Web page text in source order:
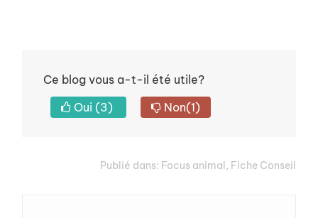
Ce blog vous a-t-il été utile?
Oui (3) Non(1)
Publié dans: Focus animal , Fiche Conseil